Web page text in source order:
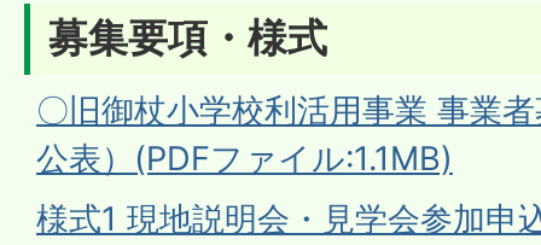
募集要項・様式
〇旧御杖小学校利活用事業 事業
公表）(PDFファイル:1.1MB)
様式1 現地説明会・見学会参加申